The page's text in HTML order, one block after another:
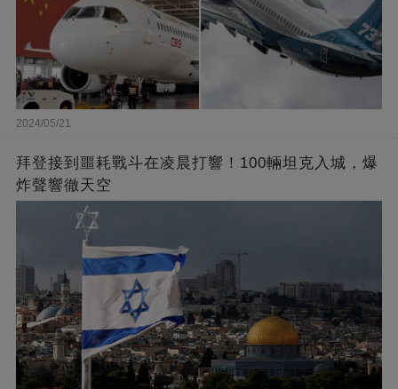
2024/05/21
拜登接到噩耗戰斗在凌晨打響！100輛坦克入城，爆
炸聲響徹天空